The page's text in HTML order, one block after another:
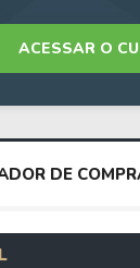
ACESSAR O
DE